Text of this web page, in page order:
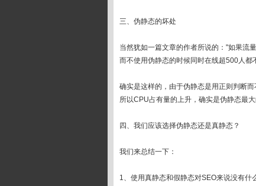
三、伪静态的坏处
当然犹如一篇文章的作者所说的："如果流
而不使用伪静态的时候同时在线超500人都
确实是这样的，由于伪静态是用正则判断
所以CPU占有量的上升，确实是伪静态最大
四、我们应该选择伪静态还是真静态？
我们来总结一下：
1、使用真静态和假静态对SEO来说没有什